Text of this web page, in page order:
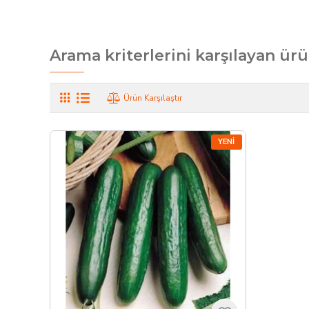
Arama kriterlerini karşılayan
Ürün Karşılaştır
YENI